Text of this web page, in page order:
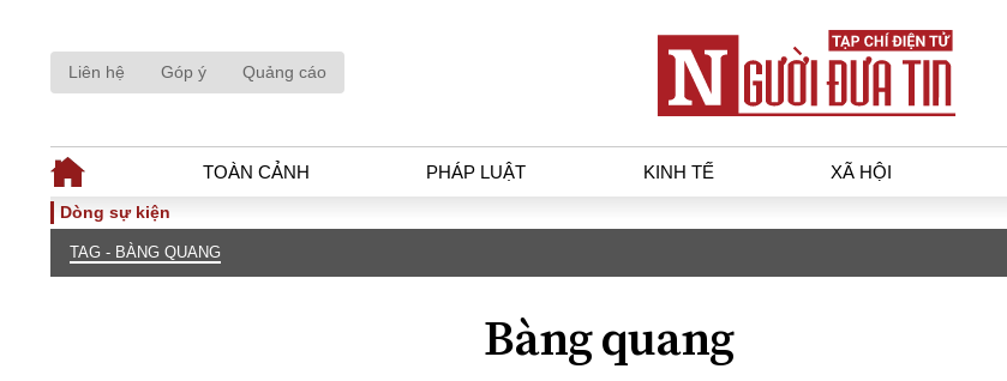
Liên hệ Góp ý Quảng cáo
TOÀN CẢNH PHÁP LUẬT KINH TẾ XÃ HỘI
TOÀN CẢNH
Góc nhìn luật gia
Tài chính - Ngân hàng
Kinh tế vĩ mô
Dòng sự kiện
TAG - BÀNG QUANG
Bàng quang